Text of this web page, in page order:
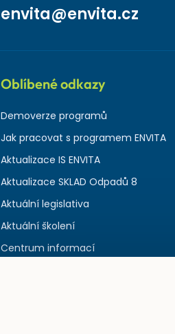
envita@envita.cz
Oblíbené odkazy
Demoverze programů
Jak pracovat s programem ENVITA
Aktualizace IS ENVITA
Aktualizace SKLAD Odpadů 8
Aktuální legislativa
Aktuální školení
Centrum informací